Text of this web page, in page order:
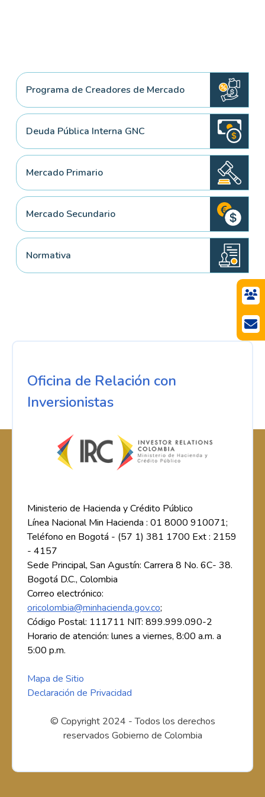
Programa de Creadores de Mercado
Deuda Pública Interna GNC
Mercado Primario
Mercado Secundario
Normativa
Oficina de Relación con
Inversionistas
Ministerio de Hacienda y Crédito Público
Línea Nacional Min Hacienda : 01 8000 910071;
Teléfono en Bogotá - (57 1) 381 1700 Ext : 2159
- 4157
Sede Principal, San Agustín: Carrera 8 No. 6C- 38.
Bogotá D.C., Colombia
Correo electrónico:
oricolombia@minhacienda.gov.co;
Código Postal: 111711 NIT: 899.999.090-2
Horario de atención: lunes a viernes, 8:00 a.m. a
5:00 p.m.
Mapa de Sitio
Declaración de Privacidad
© Copyright 2024 - Todos los derechos
reservados Gobierno de Colombia